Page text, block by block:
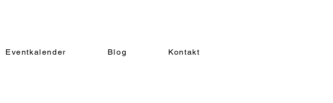
Eventkalender Blog Kontakt